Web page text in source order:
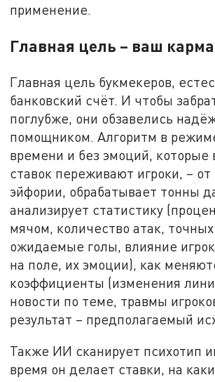
применение.
Главная цель – ваш
Главная цель букмекеров,
банковский счёт. И чтобы
поглубже, они обзавелись
помощником. Алгоритм в
времени и без эмоций, которые
ставок переживают игроки, –
эйфории, обрабатывает тонны
анализирует статистику
мячом, количество атак,
ожидаемые голы, влияние
на поле, их эмоции), как
коэффициенты (изменения
новости по теме, травмы
результат – предполагаемый
Также ИИ сканирует психотип
время он делает ставки, на